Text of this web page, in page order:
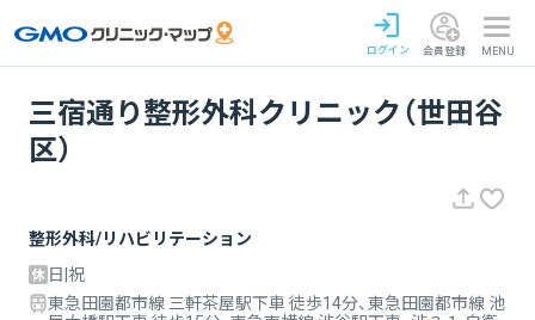
ログイン 会員登録 MENU
三宿通り整形外科クリニック（世田谷
区）
整形外科/リハビリテーション
日|祝
東急田園都市線 三軒茶屋駅下車 徒歩14分、東急田園都市線 池